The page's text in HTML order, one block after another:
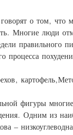
о том, что
Многие люди
правильного
процесса
фигуры
Одним из
–